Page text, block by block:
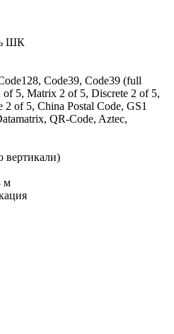
ШК
Code39, Code39 (full
5, Matrix 2 of 5, Discrete 2 of 5,
2 of 5, China Postal Code, GS1
QR-Code, Aztec,
вертикали)
м